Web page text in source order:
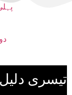
تیسری دلیل